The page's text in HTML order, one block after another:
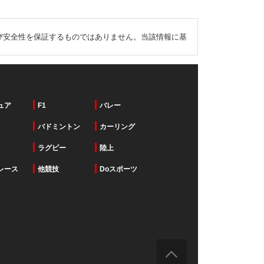
全性を保証するものではありません。当該情報に基
ア F1 バレー
バドミントン カーリング
ラグビー 陸上
ース 他競技 Doスポーツ